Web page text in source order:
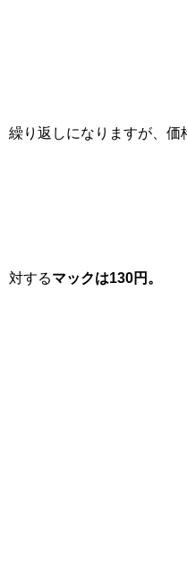
繰り返しになりますが、価
対するマックは130円。